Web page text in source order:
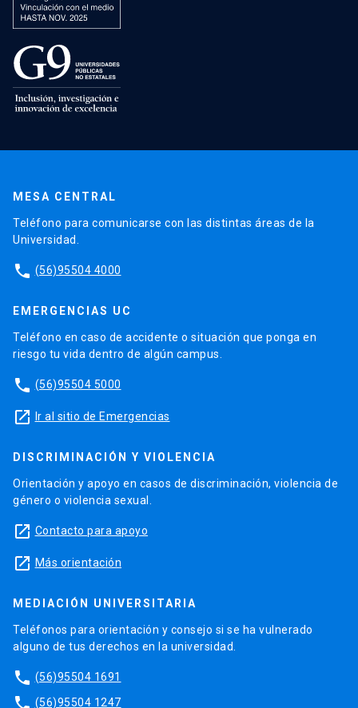
MESA CENTRAL
Teléfono para comunicarse con las distintas áreas de la
Universidad.
phone (56)95504 4000
EMERGENCIAS UC
Teléfono en caso de accidente o situación que ponga en
riesgo tu vida dentro de algún campus.
phone (56)95504 5000
launch Ir al sitio de Emergencias
DISCRIMINACIÓN Y VIOLENCIA
Orientación y apoyo en casos de discriminación, violencia de
género o violencia sexual.
launch Contacto para apoyo
launch Más orientación
MEDIACIÓN UNIVERSITARIA
Teléfonos para orientación y consejo si se ha vulnerado
alguno de tus derechos en la universidad.
phone (56)95504 1691
phone (56)95504 1247